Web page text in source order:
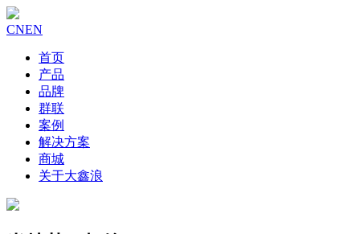
CNEN
首页
产品
品牌
群联
案例
解决方案
商城
关于大鑫浪